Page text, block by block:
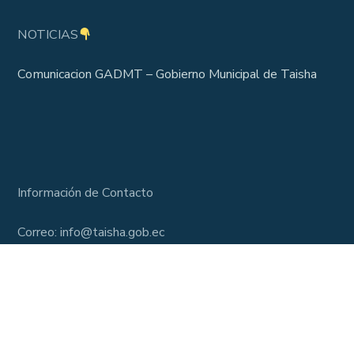
NOTICIAS
Comunicacion GADMT – Gobierno Municipal de Taisha
Información de Contacto
Correo: info@taisha.gob.ec